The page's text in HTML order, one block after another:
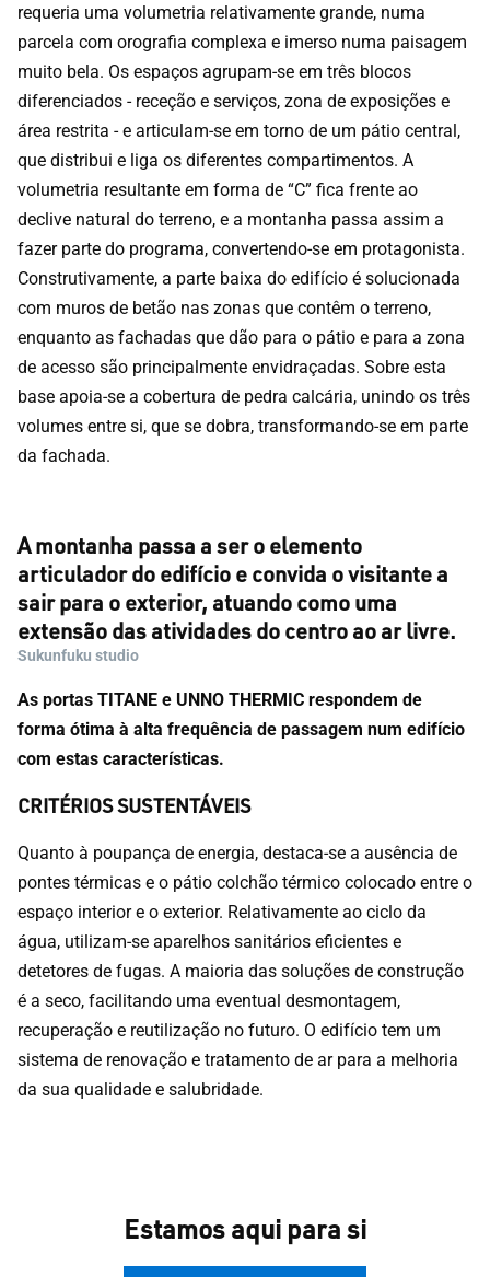
requeria uma volumetria relativamente grande, numa
parcela com orografia complexa e imerso numa paisagem
muito bela. Os espaços agrupam-se em três blocos
diferenciados - receção e serviços, zona de exposições e
área restrita - e articulam-se em torno de um pátio central,
que distribui e liga os diferentes compartimentos. A
volumetria resultante em forma de “C” fica frente ao
declive natural do terreno, e a montanha passa assim a
fazer parte do programa, convertendo-se em protagonista.
Construtivamente, a parte baixa do edifício é solucionada
com muros de betão nas zonas que contêm o terreno,
enquanto as fachadas que dão para o pátio e para a zona
de acesso são principalmente envidraçadas. Sobre esta
base apoia-se a cobertura de pedra calcária, unindo os três
volumes entre si, que se dobra, transformando-se em parte
da fachada.
A montanha passa a ser o elemento
articulador do edifício e convida o visitante a
sair para o exterior, atuando como uma
extensão das atividades do centro ao ar livre.
Sukunfuku studio
As portas TITANE e UNNO THERMIC respondem de
forma ótima à alta frequência de passagem num edifício
com estas características.
CRITÉRIOS SUSTENTÁVEIS
Quanto à poupança de energia, destaca-se a ausência de
pontes térmicas e o pátio colchão térmico colocado entre o
espaço interior e o exterior. Relativamente ao ciclo da
água, utilizam-se aparelhos sanitários eficientes e
detetores de fugas. A maioria das soluções de construção
é a seco, facilitando uma eventual desmontagem,
recuperação e reutilização no futuro. O edifício tem um
sistema de renovação e tratamento de ar para a melhoria
da sua qualidade e salubridade.
Estamos aqui para si